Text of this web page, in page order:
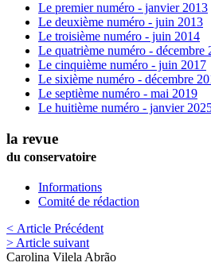
Le premier numéro - janvier 2013
Le deuxième numéro - juin 2013
Le troisième numéro - juin 2014
Le quatrième numéro - décembre
Le cinquième numéro - juin 2017
Le sixième numéro - décembre
Le septième numéro - mai 2019
Le huitième numéro - janvier
la revue
du conservatoire
Informations
Comité de rédaction
< Article Précédent
> Article suivant
Carolina Vilela Abrão